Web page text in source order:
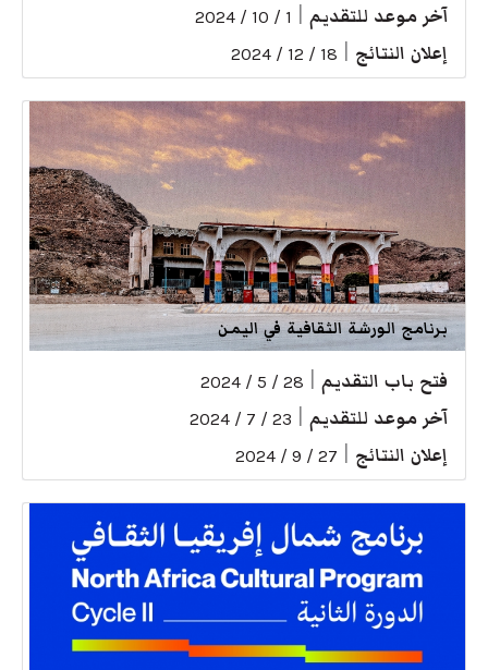
آخر موعد للتقديم 1 / 10 / 2024
إعلان النتائج 18 / 12 / 2024
برنامج الورشة الثقافية في اليمن
فتح باب التقديم 28 / 5 / 2024
آخر موعد للتقديم 23 / 7 / 2024
إعلان النتائج 27 / 9 / 2024